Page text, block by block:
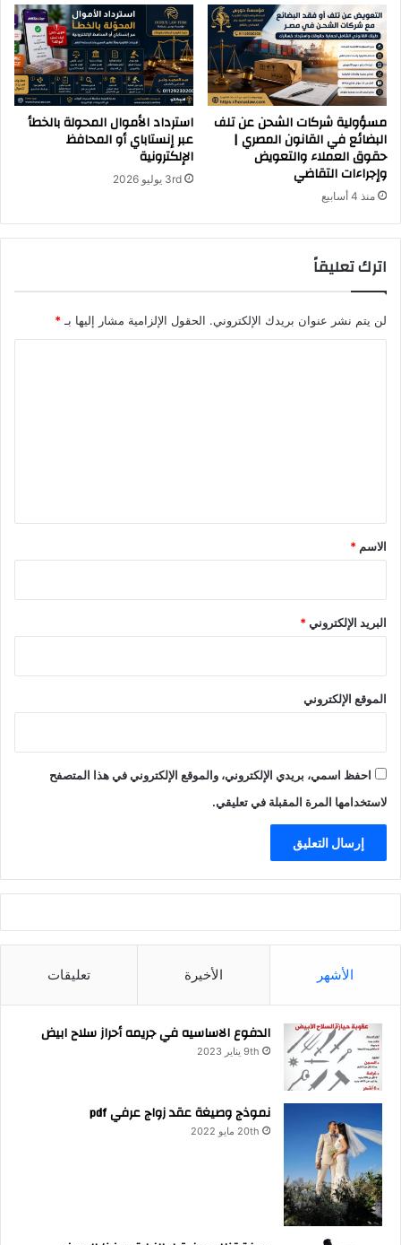
مسؤولية شركات الشحن عن تلف
البضائع في القانون المصري |
حقوق العملاء والتعويض
وإجراءات التقاضي
منذ 4 أسابيع
استرداد الأموال المحولة بالخطأ
عبر إنستاباي أو المحافظ
الإلكترونية
3rd يوليو 2026
اترك تعليقاً
لن يتم نشر عنوان بريدك الإلكتروني. الحقول الإلزامية مشار إليها بـ *
*
الاسم *
البريد الإلكتروني*
الموقع الإلكتروني
احفظ اسمي، بريدي الإلكتروني، والموقع الإلكتروني في هذا المتصفح
لاستخدامها المرة المقبلة في تعليقي.
الأشهر الأخيرة تعليقات
الدفوع الاساسيه في جريمه أحراز سلاح ابيض
9th يناير 2023
نموذج وصيغة عقد زواج عرفي pdf
20th مايو 2022